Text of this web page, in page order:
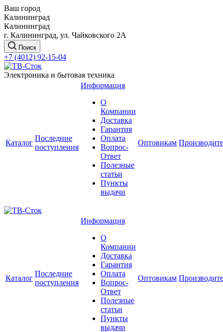
Ваш город
Калининград
Калининград
г. Калининград, ул. Чайковского 2А
Поиск
+7 (4012) 92-15-04
Электроника и бытовая техника
Каталог
Последние
поступления
Информация
О
Компании
Доставка
Гарантия
Оплата
Вопрос-
Ответ
Полезные
статьи
Пункты
выдачи
Оптовикам
Каталог
Последние
поступления
Информация
О
Компании
Доставка
Гарантия
Оплата
Вопрос-
Ответ
Полезные
статьи
Пункты
выдачи
Оптовикам